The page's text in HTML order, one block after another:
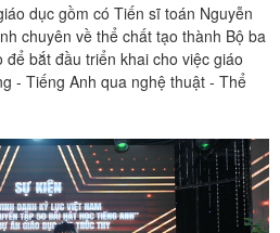
dục gồm có Tiến sĩ toán Nguyễn
chuyên về thể chất tạo thành Bộ ba
bắt đầu triển khai cho việc giáo
- Tiếng Anh qua nghệ thuật - Thể